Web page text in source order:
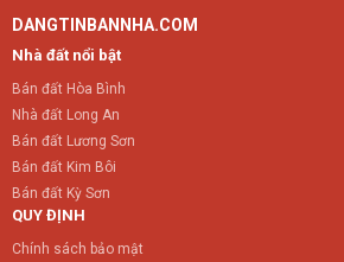
DANGTINBANNHA.COM
Nhà đất nổi bật
Bán đất Hòa Bình
Nhà đất Long An
Bán đất Lương Sơn
Bán đất Kim Bôi
Bán đất Kỳ Sơn
QUY ĐỊNH
Chính sách bảo mật